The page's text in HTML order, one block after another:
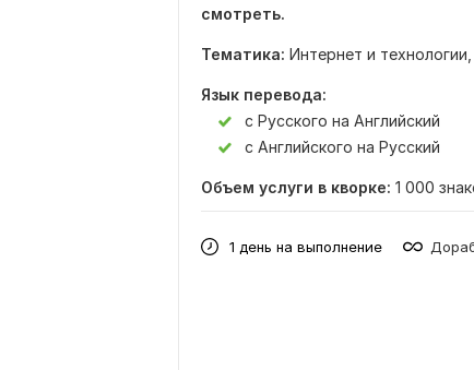
смотреть.
Тематика: Интернет и технологии,
Язык перевода:
с Русского на Английский
с Английского на Русский
Объем услуги в кворке: 1 000
1 день на выполнение